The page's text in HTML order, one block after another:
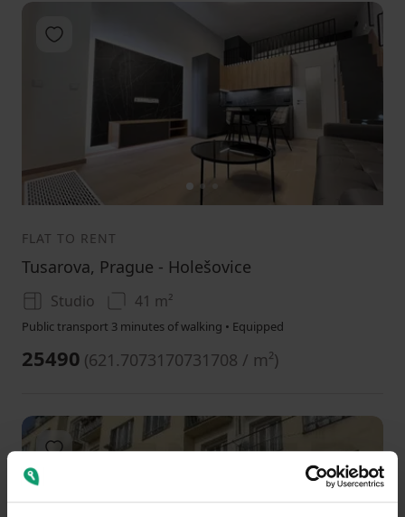
12
Add to favorites
FLAT TO RENT
Tusarova, Prague - Holešovice
Studio 41 m²
Public transport 3 minutes of walking • Equipped
25490 (621.7073170731708 / m²)
Add to favorites